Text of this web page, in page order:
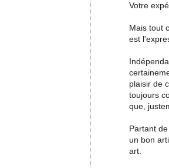
Votre
Mais tout
est
plaisir de
toujours
que,
Partant
un bon
art.